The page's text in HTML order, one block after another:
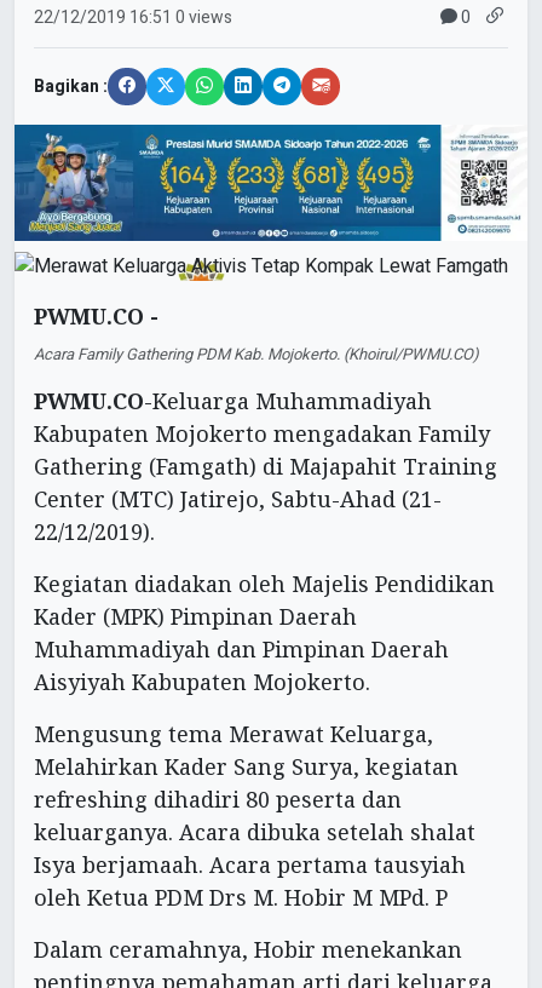
22/12/2019 16:51 0 views 0
Bagikan :
PWMU.CO -
Acara Family Gathering PDM Kab. Mojokerto. (Khoirul/PWMU.CO)
PWMU.CO-Keluarga Muhammadiyah
Kabupaten Mojokerto mengadakan Family
Gathering (Famgath) di Majapahit Training
Center (MTC) Jatirejo, Sabtu-Ahad (21-
22/12/2019).
Kegiatan diadakan oleh Majelis Pendidikan
Kader (MPK) Pimpinan Daerah
Muhammadiyah dan Pimpinan Daerah
Aisyiyah Kabupaten Mojokerto.
Mengusung tema Merawat Keluarga,
Melahirkan Kader Sang Surya, kegiatan
refreshing dihadiri 80 peserta dan
keluarganya. Acara dibuka setelah shalat
Isya berjamaah. Acara pertama tausyiah
oleh Ketua PDM Drs M. Hobir M MPd. P
Dalam ceramahnya, Hobir menekankan
pentingnya pemahaman arti dari keluarga